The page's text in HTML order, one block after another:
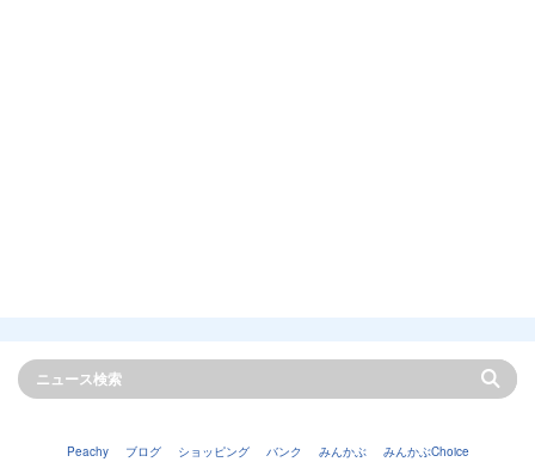
Peachy ブログ ショッピング バンク みんかぶ みんかぶChoice